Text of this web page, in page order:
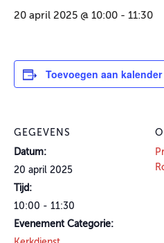
20 april 2025 @ 10:00 - 11:30
Toevoegen aan kalender
GEGEVENS
Datum:
20 april 2025
Tijd:
10:00 - 11:30
Evenement Categorie: